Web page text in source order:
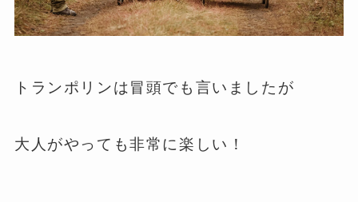
トランポリンは冒頭でも言いましたが
大人がやっても非常に楽しい！